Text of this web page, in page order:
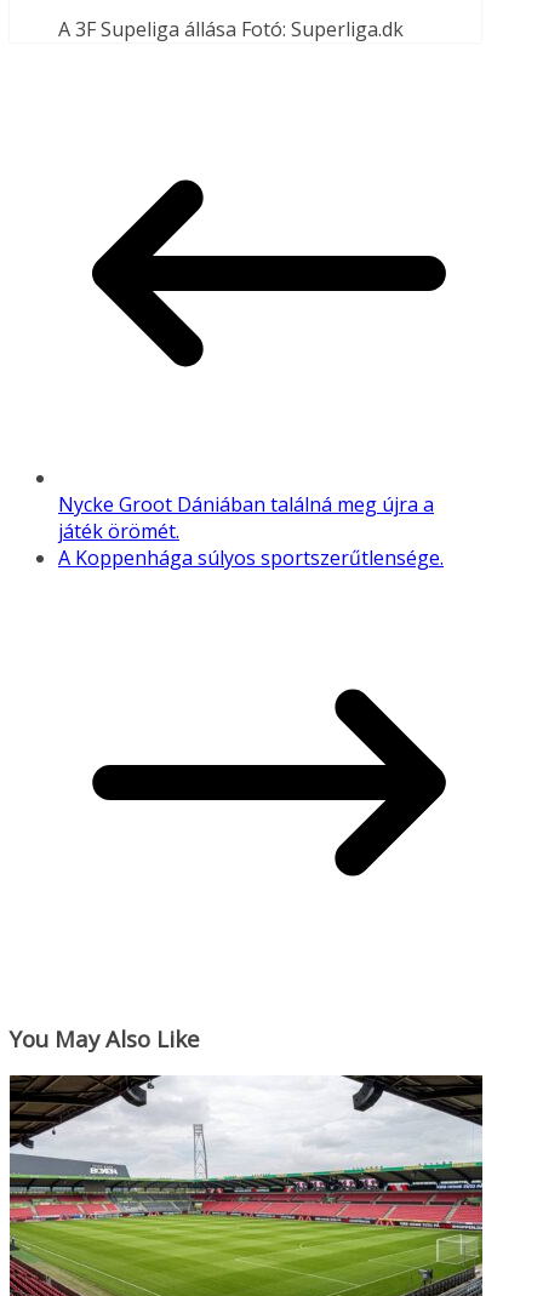
A 3F Supeliga állása Fotó: Superliga.dk
Nycke Groot Dániában találná meg újra a
játék örömét.
A Koppenhága súlyos sportszerűtlensége.
You May Also Like